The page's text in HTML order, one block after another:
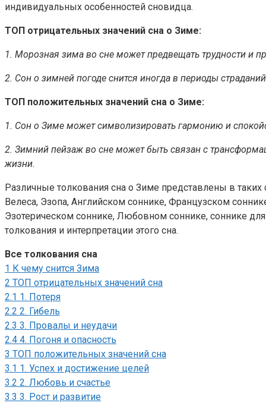
индивидуальных особенностей сновидца.
ТОП отрицательных значений сна о Зиме:
1. Морозная зима во сне может предвещать трудности и
2. Сон о зимней погоде снится иногда в периоды
ТОП положительных значений сна о Зиме:
1. Сон о Зиме может символизировать гармонию и
2. Зимний пейзаж во сне может быть связан с
жизни.
Различные толкования сна о Зиме представлены в
Велеса, Эзопа, Английском соннике, Французском
Эзотерическом соннике, Любовном соннике, соннике
толкования и интерпретации этого сна.
Все толкования сна
1 К чему снится Зима
2 ТОП отрицательных значений сна
2.1 1. Потеря
2.2 2. Гибель
2.3 3. Провалы и неудачи
2.4 4. Погоня и опасность
3 ТОП положительных значений сна
3.1 1. Успех и достижение целей
3.2 2. Любовь и счастье
3.3 3. Рост и развитие